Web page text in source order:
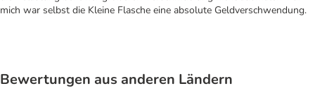
mich war selbst die Kleine Flasche eine absolute Geldverschwendung.
Bewertungen aus anderen Ländern